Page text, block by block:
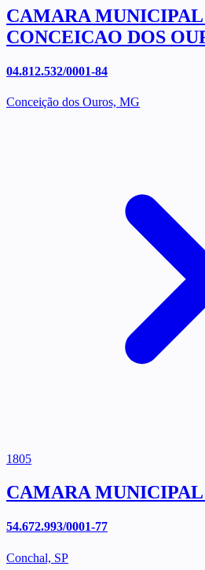
CAMARA MUNICIPAL
CONCEICAO DOS
04.812.532/0001-84
Conceição dos Ouros, MG
1805
CAMARA
54.672.993/0001-77
Conchal, SP